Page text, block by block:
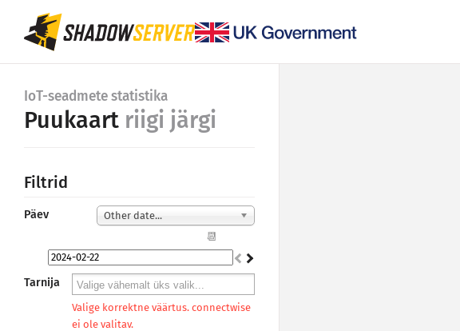
IoT-seadmete statistika
Puukaart riigi järgi
Filtrid
Päev Other date...
📆
Tarnija
Valige korrektne väärtus. connectwise
ei ole valitav.